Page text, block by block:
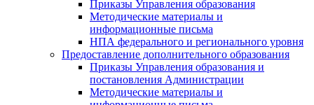
Приказы Управления образования
Методические материалы и
информационные письма
НПА федерального и регионального уровня
Предоставление дополнительного образования
Приказы Управления образования и
постановления Администрации
Методические материалы и